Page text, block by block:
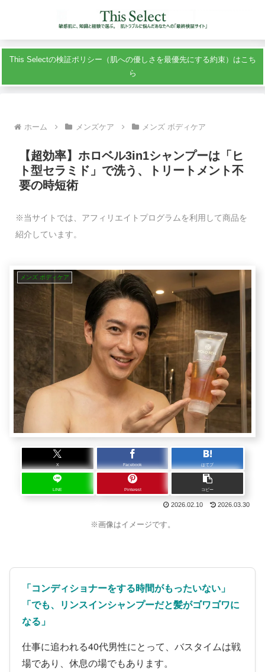
This Selectの検証ポリシー（肌への優しさを最優先にする約束）はこち
ら
ホーム メンズケア メンズ ボディケア
【超効率】ホロベル3in1シャンプーは「ヒ
ト型セラミド」で洗う、トリートメント不
要の時短術
※当サイトでは、アフィリエイトプログラムを利用して商品を
紹介しています。
メンズ ボディケア
X Facebook はてブ
LINE Pinterest コピー
2026.02.10 2026.03.30
※画像はイメージです。
「コンディショナーをする時間がもったいない」
「でも、リンスインシャンプーだと髪がゴワゴワに
なる」
仕事に追われる40代男性にとって、バスタイムは戦
場であり、休息の場でもあります。